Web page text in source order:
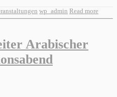
wp_admin Read more
Arabischer